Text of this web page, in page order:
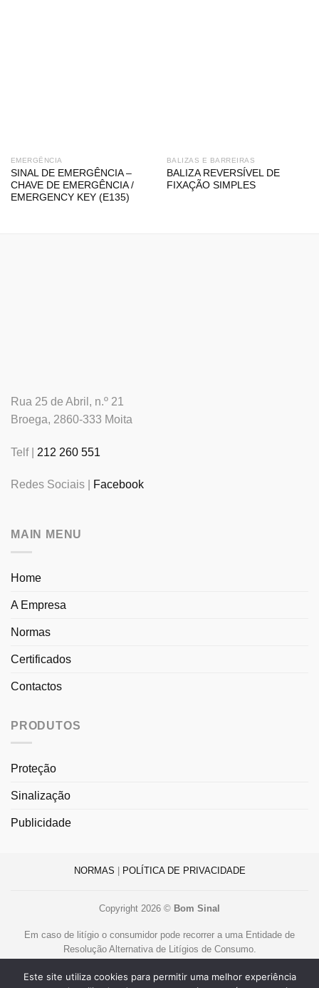
EMERGÊNCIA
SINAL DE EMERGÊNCIA –
CHAVE DE EMERGÊNCIA /
EMERGENCY KEY (E135)
BALIZAS E BARREIRAS
BALIZA REVERSÍVEL DE
FIXAÇÃO SIMPLES
Rua 25 de Abril, n.º 21
Broega, 2860-333 Moita
Telf | 212 260 551
Redes Sociais | Facebook
MAIN MENU
Home
A Empresa
Normas
Certificados
Contactos
PRODUTOS
Proteção
Sinalização
Publicidade
NORMAS POLÍTICA DE PRIVACIDADE
Copyright 2026 © Bom Sinal
Em caso de litígio o consumidor pode recorrer a uma Entidade de
Resolução Alternativa de Litígios de Consumo.
www.centroarbitragemlisboa.pt.
Este site utiliza cookies para permitir uma melhor experiência